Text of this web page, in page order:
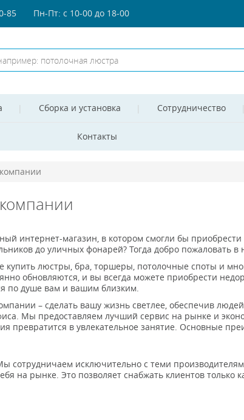
85 Пн-Пт: с 10-00 до 18-00
Сборка и установка Сотрудничество
Контакты
интернет-магазин, в котором смогли бы
до уличных фонарей? Тогда добро пожаловать в
купить люстры, бра, торшеры, потолочные споты и
обновляются, и вы всегда можете приобрести
по душе вам и вашим близким.
– сделать вашу жизнь светлее, обеспечив
Мы предоставляем лучший сервис на рынке и
превратится в увлекательное занятие. Основные
сотрудничаем исключительно с теми
на рынке. Это позволяет снабжать клиентов только